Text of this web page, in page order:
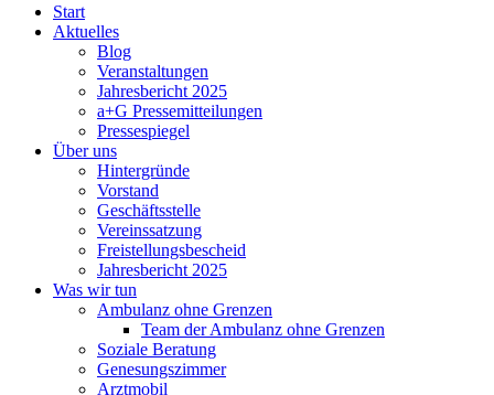
Start
Aktuelles
Blog
Veranstaltungen
Jahresbericht 2025
a+G Pressemitteilungen
Pressespiegel
Über uns
Hintergründe
Vorstand
Geschäftsstelle
Vereinssatzung
Freistellungsbescheid
Jahresbericht 2025
Was wir tun
Ambulanz ohne Grenzen
Team der Ambulanz ohne Grenzen
Soziale Beratung
Genesungszimmer
Arztmobil